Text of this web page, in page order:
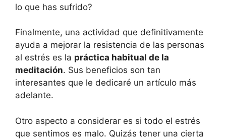
lo que has sufrido?
Finalmente, una actividad que definitivamente
ayuda a mejorar la resistencia de las personas
al estrés es la práctica habitual de la
meditación. Sus beneficios son tan
interesantes que le dedicaré un artículo más
adelante.
Otro aspecto a considerar es si todo el estrés
que sentimos es malo. Quizás tener una cierta